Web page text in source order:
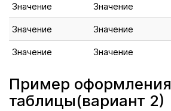
Значение
Значение
Значение
Значение
Значение
Значение
Пример оформления
таблицы(вариант 2)